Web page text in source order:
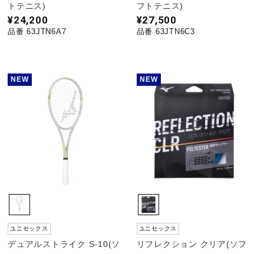
卓球
ソフトボール
ウィンタースポーツ
トテニス)
¥24,200
品番 63JTN6A7
フトテニス)
¥27,500
品番 63JTN6C3
NEW
ユニセックス
デュアルストライク S-10(ソ
NEW
ユニセックス
リフレクション クリア(ソフ